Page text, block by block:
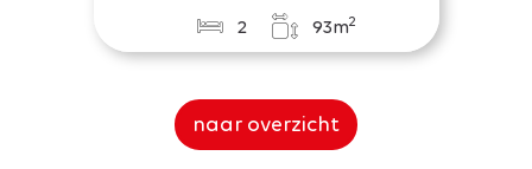
2 93m2
naar overzicht